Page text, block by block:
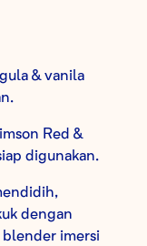
& vanila
Red &
digunakan.
dengan
blender imersi